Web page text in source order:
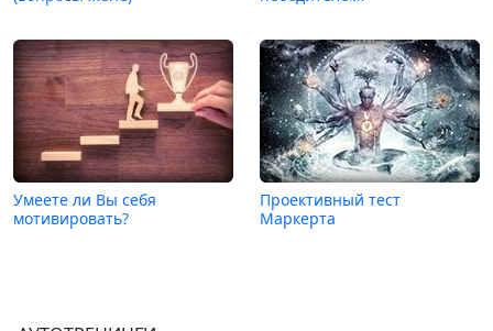
Умеете ли Вы себя
мотивировать?
Проективный тест
Маркерта